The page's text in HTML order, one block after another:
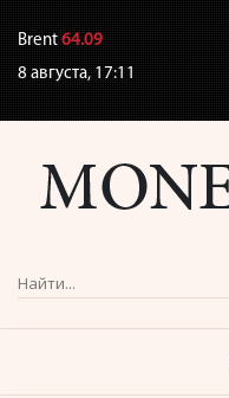
Brent64.09
8 августа,17:11